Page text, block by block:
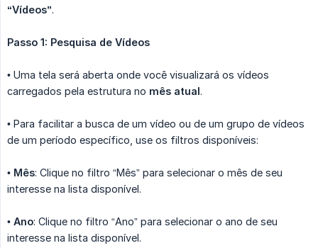
“Vídeos”.
Passo 1: Pesquisa de Vídeos
• Uma tela será aberta onde você visualizará os vídeos
carregados pela estrutura no mês atual.
• Para facilitar a busca de um vídeo ou de um grupo de vídeos
de um período específico, use os filtros disponíveis:
• Mês: Clique no filtro “Mês” para selecionar o mês de seu
interesse na lista disponível.
• Ano: Clique no filtro “Ano” para selecionar o ano de seu
interesse na lista disponível.